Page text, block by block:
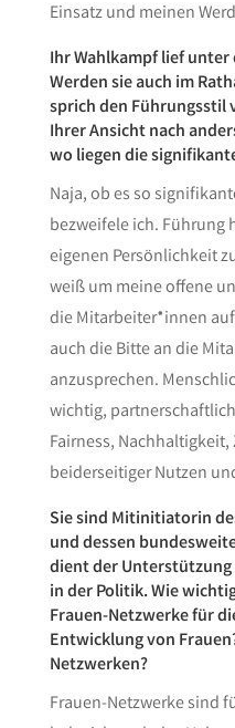
Einsatz und meinen
Ihr Wahlkampf lief
Werden sie auch im
sprich den Führungsstil
Ihrer Ansicht nach
wo liegen die
Naja, ob es so
bezweifele ich. Führung
eigenen Persönlichkeit
weiß um meine offene
die Mitarbeiter*innen
auch die Bitte an die
anzusprechen.
wichtig,
Fairness,
beiderseitiger Nutzen
Sie sind Mitinitiatorin
und dessen
dient der Unterstützung
in der Politik. Wie
Frauen-Netzwerke für
Entwicklung von
Netzwerken?
Frauen-Netzwerke sind